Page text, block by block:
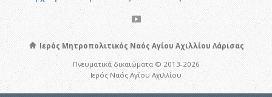
Ιερός Μητροπολιτικός Ναός Αγίου Αχιλλίου Λάρισας
Πνευματικά δικαιώματα © 2013-2026
Ιερός Ναός Αγίου Αχιλλίου